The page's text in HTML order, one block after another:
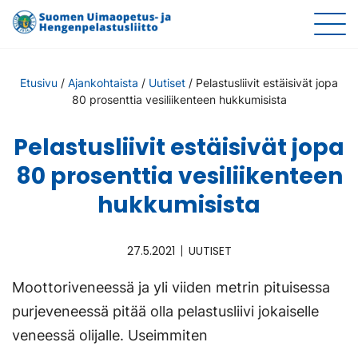
Etusivu / Ajankohtaista / Uutiset / Pelastusliivit estäisivät jopa
80 prosenttia vesiliikenteen hukkumisista
Pelastusliivit estäisivät jopa
80 prosenttia vesiliikenteen
hukkumisista
27.5.2021 UUTISET
Moottoriveneessä ja yli viiden metrin pituisessa
purjeveneessä pitää olla pelastusliivi jokaiselle
veneessä olijalle. Useimmiten